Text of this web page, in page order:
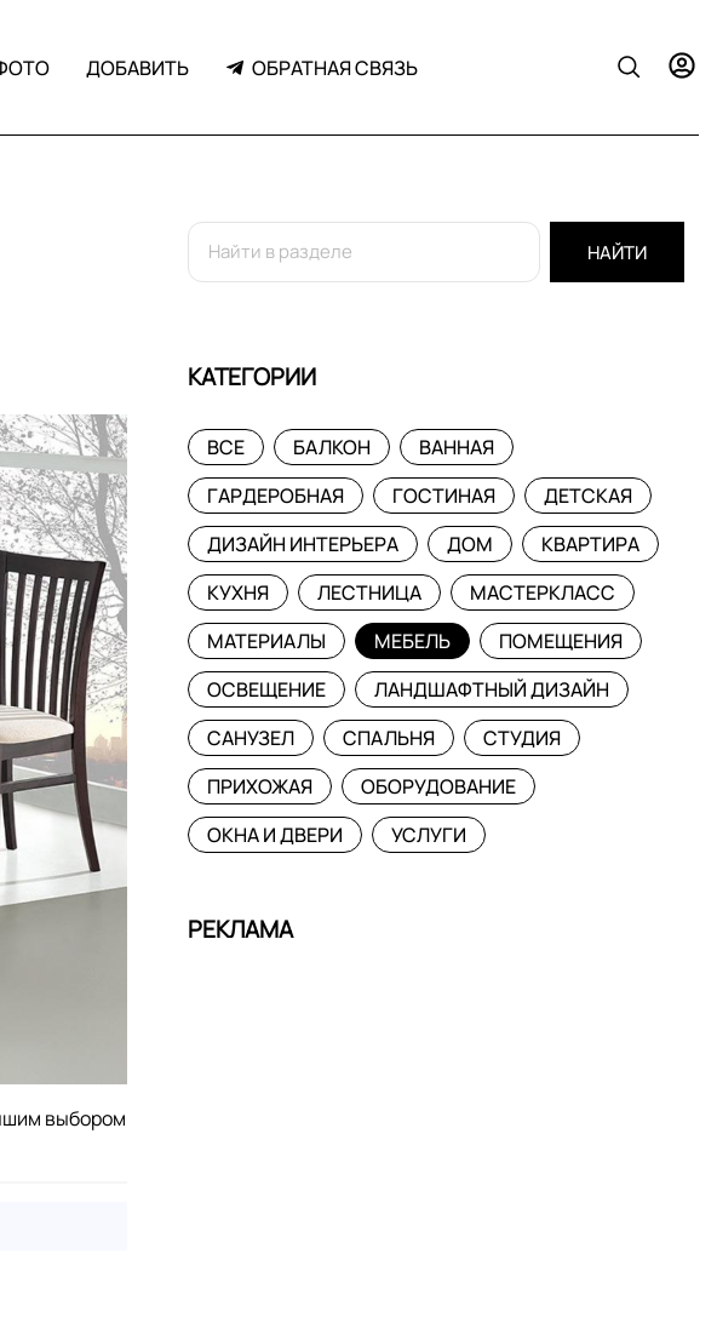
ДОБАВИТЬ ОБРАТНАЯ СВЯЗЬ
выбором
НАЙТИ
КАТЕГОРИИ
ВСЕ БАЛКОН
ВАННАЯ
ГАРДЕРОБНАЯ
ГОСТИНАЯ
ДЕТСКАЯ
ДИЗАЙН ИНТЕРЬЕРА
ДОМ
КВАРТИРА
КУХНЯ
ЛЕСТНИЦА
МАСТЕРКЛАСС
МАТЕРИАЛЫ
МЕБЕЛЬ
ПОМЕЩЕНИЯ
ОСВЕЩЕНИЕ
ЛАНДШАФТНЫЙ ДИЗАЙН
САНУЗЕЛ
СПАЛЬНЯ
СТУДИЯ
ПРИХОЖАЯ
ОБОРУДОВАНИЕ
ОКНА И ДВЕРИ
УСЛУГИ
РЕКЛАМА